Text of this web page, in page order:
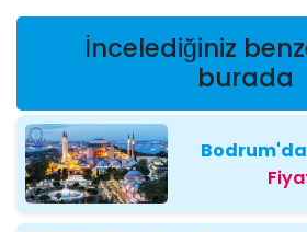
İncelediğiniz
burada